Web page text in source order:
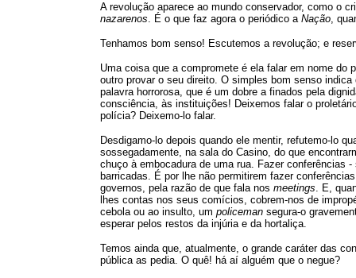
A revolução aparece ao mundo conservador, como o
nazarenos. É o que faz agora o periódico a Nação,
Tenhamos bom senso! Escutemos a revolução; e
Uma coisa que a compromete é ela falar em nome do
outro provar o seu direito. O simples bom senso
palavra horrorosa, que é um dobre a finados pela
consciência, às instituições! Deixemos falar o
polícia? Deixemo-lo falar.
Desdigamo-lo depois quando ele mentir, refutemo-lo
sossegadamente, na sala do Casino, do que
chuço à embocadura de uma rua. Fazer conferências
barricadas. É por lhe não permitirem fazer
governos, pela razão de que fala nos meetings. E,
lhes contas nos seus comícios, cobrem-nos de
cebola ou ao insulto, um policeman segura-o
esperar pelos restos da injúria e da hortaliça.
Temos ainda que, atualmente, o grande caráter das
pública as pedia. O quê! há aí alguém que o negue?